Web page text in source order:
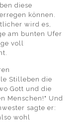
diese
können.
wird es,
am bunten Ufer
voll
Stilleben die
Gott und die
Menschen!" Und
sagte er:
wohl